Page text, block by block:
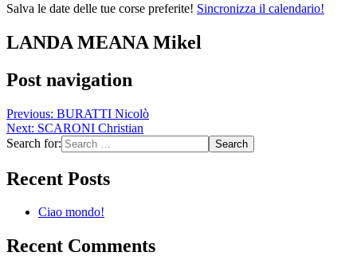
Salva le date delle tue corse preferite! Sincronizza il calendario!
LANDA MEANA Mikel
Post navigation
Previous: BURATTI Nicolò
Next: SCARONI Christian
Search for:
Recent Posts
Ciao mondo!
Recent Comments